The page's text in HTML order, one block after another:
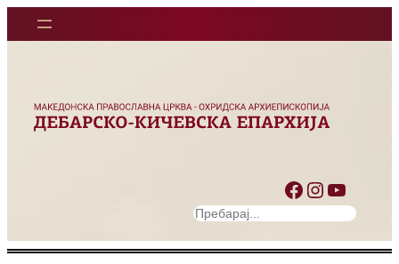
Facebook Instagram YouTube
S
a